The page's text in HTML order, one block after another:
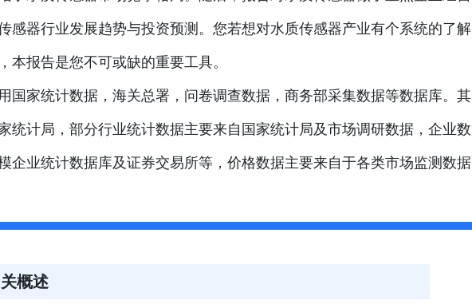
感器行业发展趋势与投资预测。您若想对水质传感器产业有个系统的了解
本报告是您不可或缺的重要工具。
国家统计数据，海关总署，问卷调查数据，商务部采集数据等数据库。其
统计局，部分行业统计数据主要来自国家统计局及市场调研数据，企业数
企业统计数据库及证券交易所等，价格数据主要来自于各类市场监测数据
概述